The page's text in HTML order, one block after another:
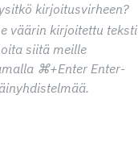
kirjoitusvirheen?
väärin kirjoitettu teksti
siitä meille
⌘+Enter Enter-